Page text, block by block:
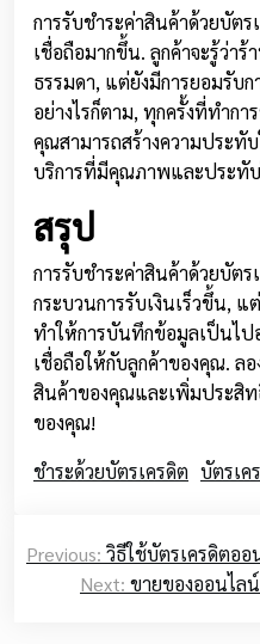
การรับชำระค่าสินค้าด้วยบัต
เชื่อถือมากขึ้น. ลูกค้าจะรู้ว่า
ธรรมดา, แต่ยังมีการยอมรับ
อย่างไรก็ตาม, ทุกครั้งที่ทำกา
คุณสามารถสร้างความประทั
บริการที่มีคุณภาพและประทั
สรุป
การรับชำระค่าสินค้าด้วยบัต
กระบวนการรับเงินเร็วขึ้น, แ
ทำให้การบันทึกข้อมูลเป็นไป
เชื่อถือให้กับลูกค้าของคุณ. ล
สินค้าของคุณและเพิ่มประสิท
ของคุณ!
ชำระด้วยบัตรเครดิต บัตรเค
navigation
Previous: วิธีใช้บัตรเครดิตออ
Next: ขายของออนไล